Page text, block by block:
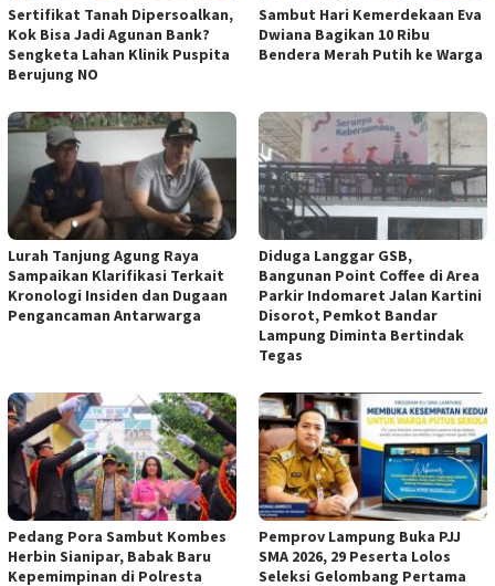
Sertifikat Tanah Dipersoalkan,
Kok Bisa Jadi Agunan Bank?
Sengketa Lahan Klinik Puspita
Berujung NO
Sambut Hari Kemerdekaan Eva
Dwiana Bagikan 10 Ribu
Bendera Merah Putih ke Warga
Lurah Tanjung Agung Raya
Sampaikan Klarifikasi Terkait
Kronologi Insiden dan Dugaan
Pengancaman Antarwarga
Diduga Langgar GSB,
Bangunan Point Coffee di Area
Parkir Indomaret Jalan Kartini
Disorot, Pemkot Bandar
Lampung Diminta Bertindak
Tegas
Pedang Pora Sambut Kombes
Herbin Sianipar, Babak Baru
Kepemimpinan di Polresta
Pemprov Lampung Buka PJJ
SMA 2026, 29 Peserta Lolos
Seleksi Gelombang Pertama